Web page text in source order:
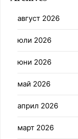
август 2026
юли 2026
юни 2026
май 2026
април 2026
март 2026